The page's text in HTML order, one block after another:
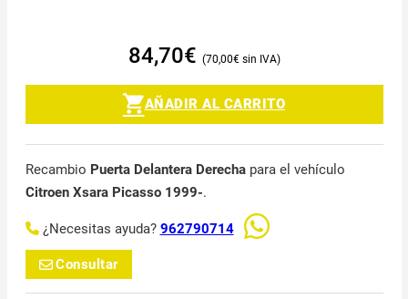
84,70€ 70,00€
AÑADIR AL CARRITO
Recambio Puerta Delantera Derechapara el vehículo
Citroen Xsara Picasso 1999-.
¿Necesitas ayuda? 962790714
Consultar